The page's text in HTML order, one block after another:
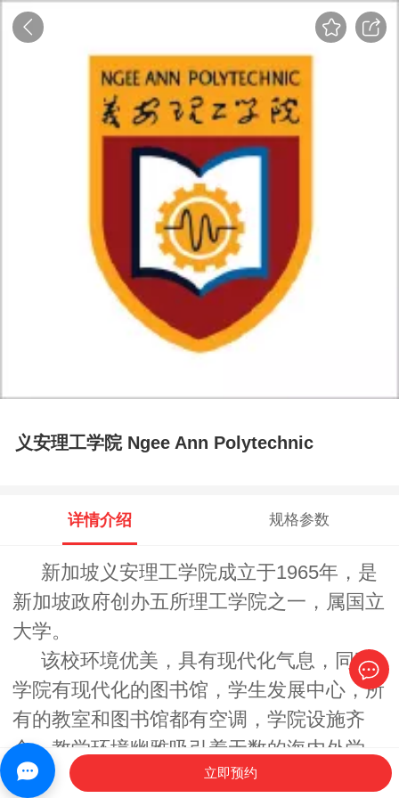
义安理工学院 Ngee Ann Polytechnic
详情介绍 规格参数
新加坡义安理工学院成立于1965年，是
新加坡政府创办五所理工学院之一，属国立
大学。
该校环境优美，具有现代化气息，同时
学院有现代化的图书馆，学生发展中心，所
有的教室和图书馆都有空调，学院设施齐
全，教学环境幽雅吸引着无数的海内外学
子，在培养学生掌握各种专业技术的同时，
立即预约